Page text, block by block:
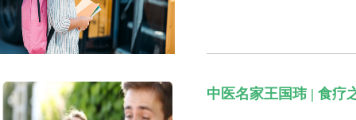
中医名家王国玮 | 食疗